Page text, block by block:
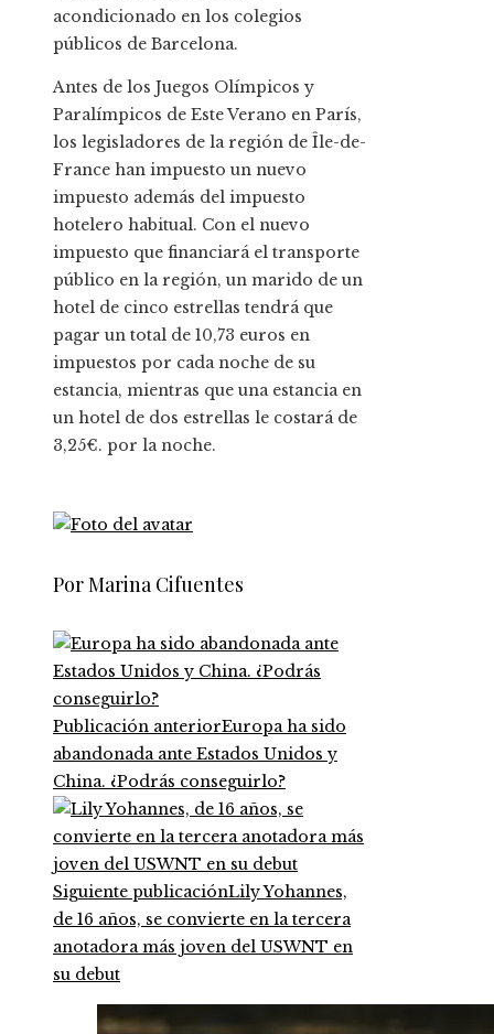
acondicionado en los colegios
públicos de Barcelona.
Antes de los Juegos Olímpicos y
Paralímpicos de Este Verano en París,
los legisladores de la región de Île-de-
France han impuesto un nuevo
impuesto además del impuesto
hotelero habitual. Con el nuevo
impuesto que financiará el transporte
público en la región, un marido de un
hotel de cinco estrellas tendrá que
pagar un total de 10,73 euros en
impuestos por cada noche de su
estancia, mientras que una estancia en
un hotel de dos estrellas le costará de
3,25€. por la noche.
Por Marina Cifuentes
Publicación anteriorEuropa ha sido
abandonada ante Estados Unidos y
China. ¿Podrás conseguirlo?
Siguiente publicaciónLily Yohannes,
de 16 años, se convierte en la tercera
anotadora más joven del USWNT en
su debut